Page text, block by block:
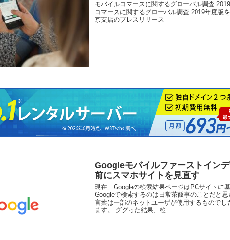
モバイルコマースに関するグローバル調査
コマースに関するグローバル調査 2019年度版
京支店のプレスリリース
Googleモバイルファーストイン
前にスマホサイトを見直す
現在、Googleの検索結果ページはPCサイトに
Googleで検索するのは日常茶飯事のことだと
言葉は一部のネットユーザが使用するもので
ます。 ググった結果、検...